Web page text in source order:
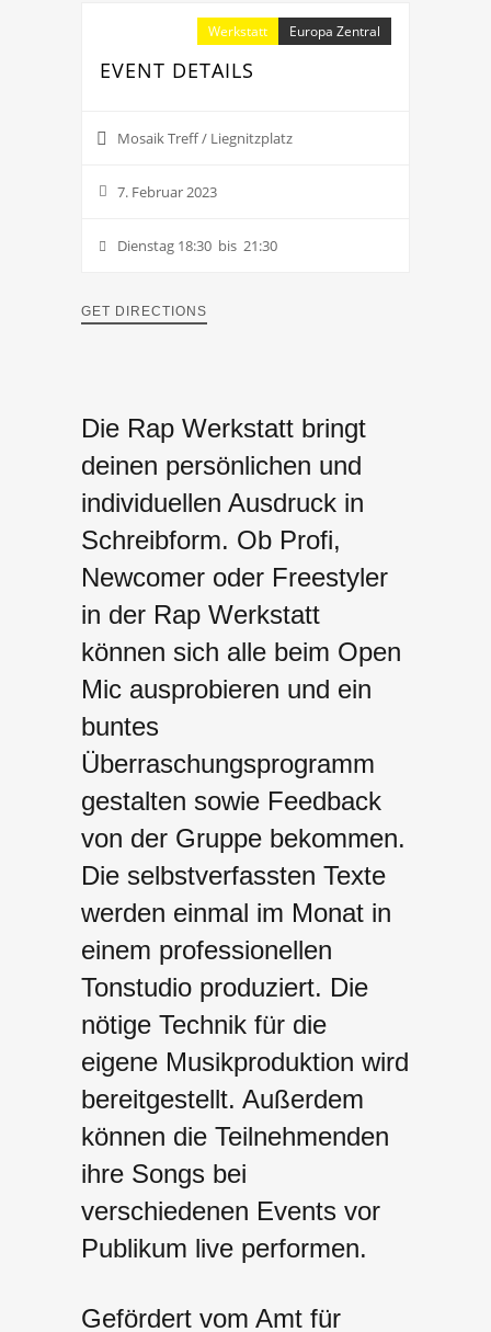
Europa Zentral
Werkstatt
EVENT DETAILS
Mosaik Treff / Liegnitzplatz
7. Februar 2023
Dienstag 18:30 bis 21:30
GET DIRECTIONS
Die Rap Werkstatt bringt
deinen persönlichen und
individuellen Ausdruck in
Schreibform. Ob Profi,
Newcomer oder Freestyler
in der Rap Werkstatt
können sich alle beim Open
Mic ausprobieren und ein
buntes
Überraschungsprogramm
gestalten sowie Feedback
von der Gruppe bekommen.
Die selbstverfassten Texte
werden einmal im Monat in
einem professionellen
Tonstudio produziert. Die
nötige Technik für die
eigene Musikproduktion wird
bereitgestellt. Außerdem
können die Teilnehmenden
ihre Songs bei
verschiedenen Events vor
Publikum live performen.
Gefördert vom Amt für